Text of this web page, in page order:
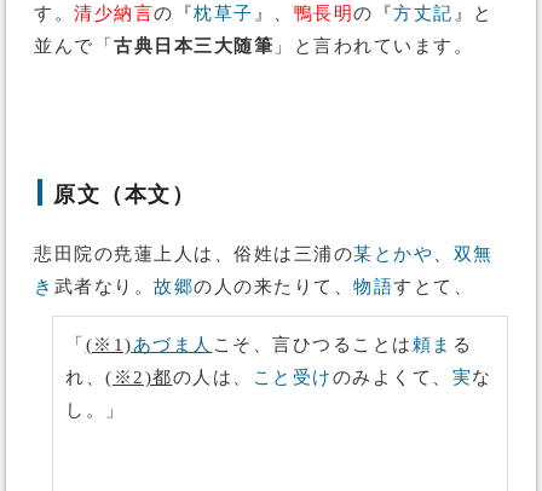
す。 清少納言の『枕草子 』、 鴨長明の『方丈記 』と
並んで「 古典日本三大随筆 」と言われています。
原文（本文）
悲田院の尭蓮上人は、俗姓は三浦の某 とかや
双無
き 武者なり。 故郷の人の来たりて、 物語すとて、
「 (※1)あづま人 こそ、言ひつることは 頼ま る
れ、 (※2)都の人は、 こと受けのみよくて、 実な
し。」